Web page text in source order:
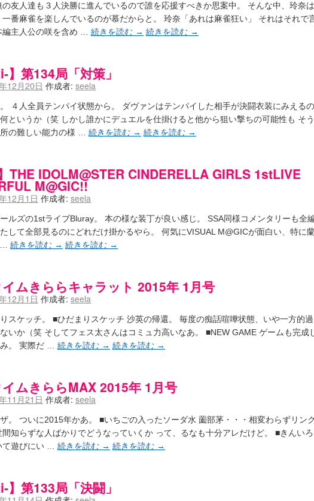
友人達も３人決勝に進んでいるので誰を応援すべきか思案中。 そんな中、玲奈
一番麻雀を楽しんでいるのが慕だからと。 玲奈「あれは麻雀狂い」 それはそれで
編主人公の咲を含め … 続きを読む → 続きを読む →
】第134局「対策」
12月20日 作成者: seela
４人全員テンパイ状態から。 ダヴァンはテンパイした相手が決闘衣装にみえるの
というか（笑 しかし誰かにデュエルを仕掛けると他から狙い撃ちの可能性も そ
の難しい能力の様 … 続きを読む → 続きを読む →
THE IDOLM@STER CINDERELLA GIRLS 1stLIVE
M@GIC!!
12月1日 作成者: seela
ルズの1stライブBluray。 本の様な装丁が良い感じ。 SSA同様コメンタリーも全
して全部見るのにどれだけ掛かるやら。 何気にVISUAL M@GICが面白い、特に
続きを読む → 続きを読む →
ムきららキャラット 2015年 1月号
12月1日 作成者: seela
スケッチ。 ■ひだまりスケッチ 沙英の帰還。 毎度の痴話喧嘩状態、いや一方的
いか（笑 そしてフェス太さんはコミュ力高いなあ。 ■NEW GAME ゲームも完成
。 実際だ … 続きを読む → 続きを読む →
ムきららMAX 2015年 1月号
11月21日 作成者: seela
。 ついに2015年かあ。 ■いちごの入ったソーダ水 薗部茅・・・相変わらずリン
間知らずな人ばかりでどうなっていくか って、るなも十分アレだけど。 ■きんい
て遊びにい … 続きを読む → 続きを読む →
】第133局「決闘」